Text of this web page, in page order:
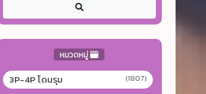
หมวดหมู่
3P-4P โดนรุม (1807)